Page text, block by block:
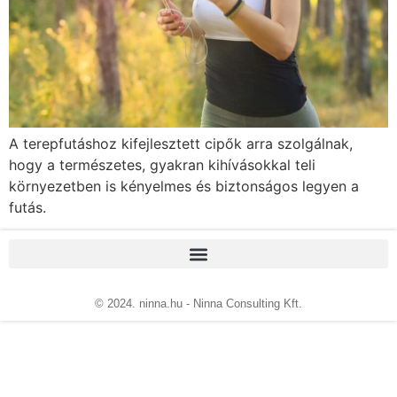
A terepfutáshoz kifejlesztett cipők arra szolgálnak,
hogy a természetes, gyakran kihívásokkal teli
környezetben is kényelmes és biztonságos legyen a
futás.
© 2024. ninna.hu - Ninna Consulting Kft.